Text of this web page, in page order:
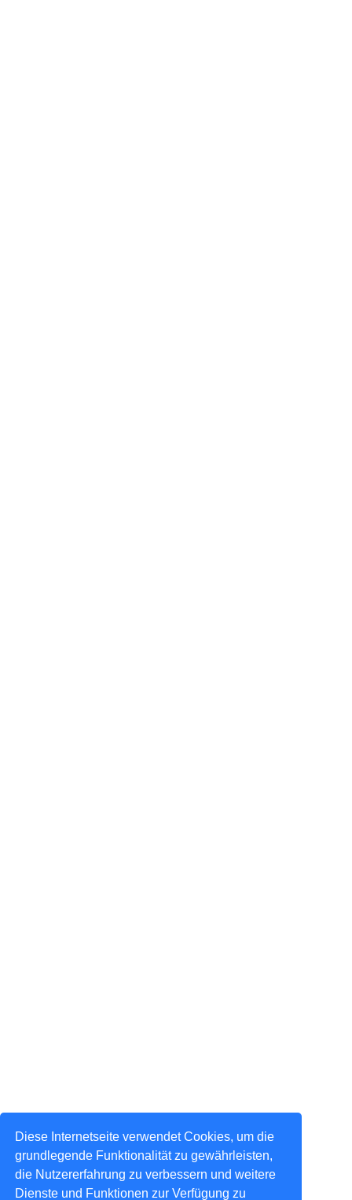
Diese Internetseite verwendet Cookies, um die
grundlegende Funktionalität zu gewährleisten,
die Nutzererfahrung zu verbessern und weitere
Dienste und Funktionen zur Verfügung zu